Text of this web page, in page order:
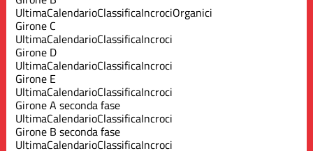
UltimaCalendarioClassificaIncrociOrganici
Girone C
UltimaCalendarioClassificaIncroci
Girone D
UltimaCalendarioClassificaIncroci
Girone E
UltimaCalendarioClassificaIncroci
Girone A seconda fase
UltimaCalendarioClassificaIncroci
Girone B seconda fase
UltimaCalendarioClassificaIncroci